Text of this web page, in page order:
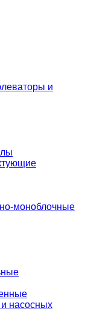
и
моноблочные
насосных